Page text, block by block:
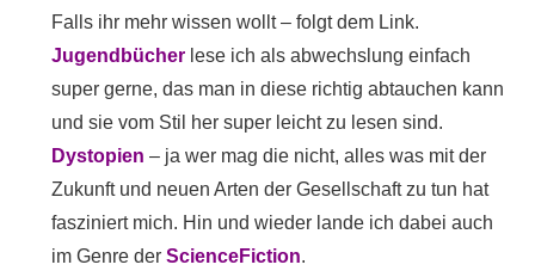
Falls ihr mehr wissen wollt – folgt dem Link.
Jugendbücherlese ich als abwechslung einfach
super gerne, das man in diese richtig abtauchen kann
und sie vom Stil her super leicht zu lesen sind.
Dystopien – ja wer mag die nicht, alles was mit der
Zukunft und neuen Arten der Gesellschaft zu tun hat
fasziniert mich. Hin und wieder lande ich dabei auch
im Genre der ScienceFiction.